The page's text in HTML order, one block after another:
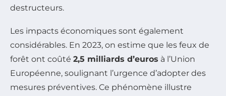
destructeurs.
Les impacts économiques sont également
considérables. En 2023, on estime que les feux de
forêt ont coûté 2,5 milliards d’euros à l’Union
Européenne, soulignant l’urgence d’adopter des
mesures préventives. Ce phénomène illustre